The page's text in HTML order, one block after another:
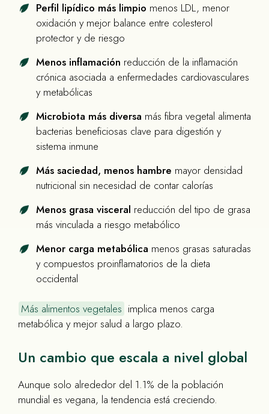
Perfil lipídico más limpio menos LDL, menor
oxidación y mejor balance entre colesterol
protector y de riesgo
Menos inflamación reducción de la inflamación
crónica asociada a enfermedades cardiovasculares
y metabólicas
Microbiota más diversa más fibra vegetal alimenta
bacterias beneficiosas clave para digestión y
sistema inmune
Más saciedad, menos hambre mayor densidad
nutricional sin necesidad de contar calorías
Menos grasa visceral reducción del tipo de grasa
más vinculada a riesgo metabólico
Menor carga metabólica menos grasas saturadas
y compuestos proinflamatorios de la dieta
occidental
Más alimentos vegetales implica menos carga
metabólica y mejor salud a largo plazo.
Un cambio que escala a nivel global
Aunque solo alrededor del 1.1% de la población
mundial es vegana, la tendencia está creciendo.